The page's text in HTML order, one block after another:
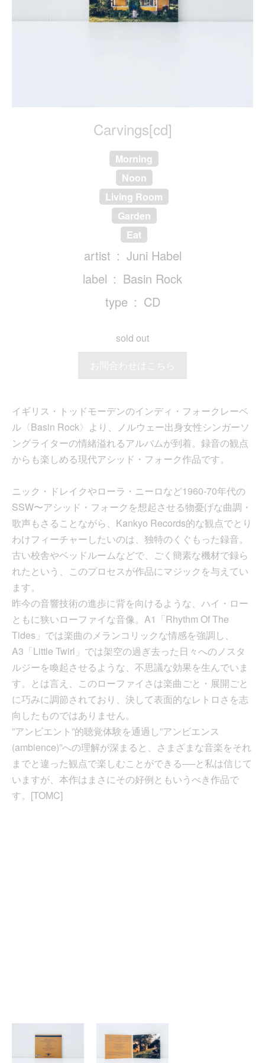
Carvings[cd]
Morning
Noon
Living Room
Garden
Eat
artist
Juni Habel
label
Basin Rock
type
CD
sold out
お問合わせはこちら
イギリス・トッドモーデンのインディ・フォークレーベ
ル〈Basin Rock〉より、ノルウェー出身女性シンガーソ
ングライターの情緒溢れるアルバムが到着。録音の観点
からも楽しめる現代アシッド・フォーク作品です。
ニック・ドレイクやローラ・ニーロなど1960-70年代の
SSW〜アシッド・フォークを想起させる物憂げな曲調・
歌声もさることながら、Kankyo Records的な観点でとり
わけフィーチャーしたいのは、独特のくぐもった録音。
古い校舎やベッドルームなどで、ごく簡素な機材で録ら
れたという、このプロセスが作品にマジックを与えてい
ます。
昨今の音響技術の進歩に背を向けるような、ハイ・ロー
ともに狭いローファイな音像。A1「Rhythm Of The
Tides」では楽曲のメランコリックな情感を強調し、
A3「Little Twirl」では架空の過ぎ去った日々へのノスタ
ルジーを喚起させるような、不思議な効果を生んでいま
す。とは言え、このローファイさは楽曲ごと・展開ごと
に巧みに調節されており、決して表面的なレトロさを志
向したものではありません。
”アンビエント”的聴覚体験を通過し”アンビエンス
(ambience)”への理解が深まると、さまざまな音楽をそれ
までと違った観点で楽しむことができる──と私は信じて
いますが、本作はまさにその好例ともいうべき作品で
す。[TOMC]